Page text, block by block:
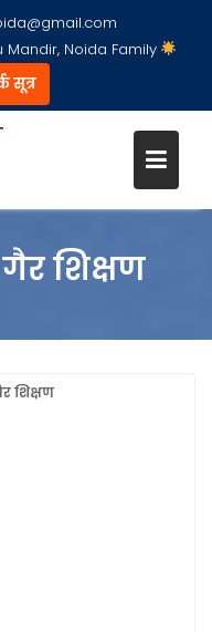
Mandir, Noida Family
सूत्र
शिक्षण
शिक्षण